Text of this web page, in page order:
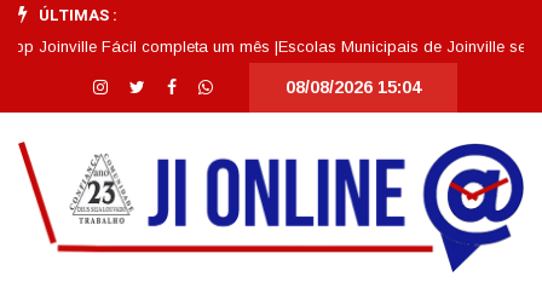
ÚLTIMAS :
Fácil completa um mês | Escolas Municipais de Joinville se
08/08/2026 15:04